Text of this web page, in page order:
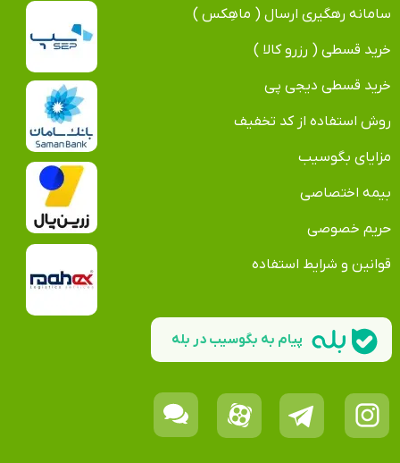
سامانه رهگیری ارسال ( ماهِکس )
خرید قسطی ( رزرو کالا )
خرید قسطی دیجی پی
روش استفاده از کد تخفیف
مزایای بگوسیب
بیمه اختصاصی
حریم خصوصی
قوانین و شرایط استفاده
پیام به بگوسیب در بله